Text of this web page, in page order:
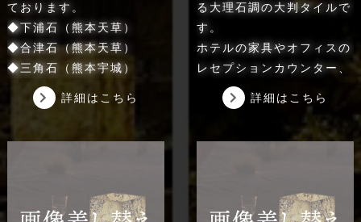
ております。
◆下浦石（熊本天草）
◆合津石（熊本天草）
◆三角石（熊本宇城）
◆飛岳石 赤（熊本天草）
◆木目石（熊本天草）
◆臼杵石（大分）
詳細はこちら
る大理石調の大判タイルで
す。
ホテルの家具やオフィスの
レセプションカウンター、
ハイエンドなマンションの
意匠壁などに適した素材で
ます。
詳細はこちら